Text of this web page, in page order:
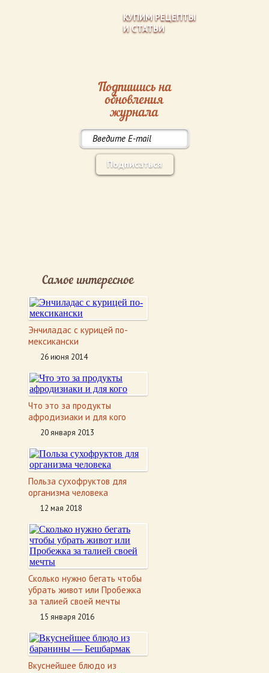
КУПИМ РЕЦЕПТЫ
И СТАТЬИ
Подпишись на
обновления
журнала
Подписаться
Самое интересное
Энчиладас с курицей по-
мексикански
26 июня 2014
Что это за продукты
афродизиаки и для кого
20 января 2013
Польза сухофруктов для
организма человека
12 мая 2018
Сколько нужно бегать чтобы
убрать живот или Пробежка
за талией своей мечты
15 января 2016
Вкуснейшее блюдо из